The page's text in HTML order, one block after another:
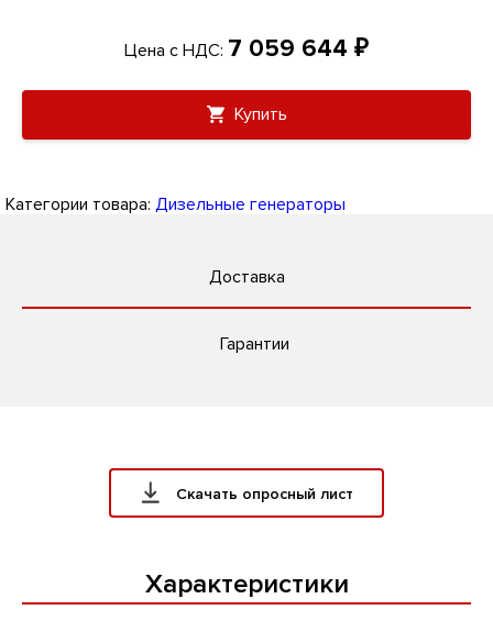
Цена с НДС: 7 059 644 ₽
Купить
Категории товара: Дизельные генераторы
Доставка
Гарантии
Скачать опросный лист
Характеристики